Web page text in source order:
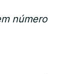
número